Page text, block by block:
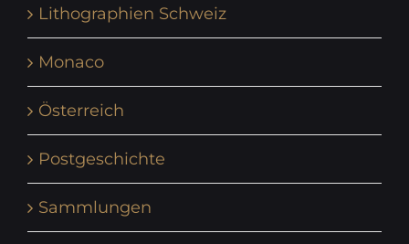
Lithographien Schweiz
Monaco
Österreich
Postgeschichte
Sammlungen